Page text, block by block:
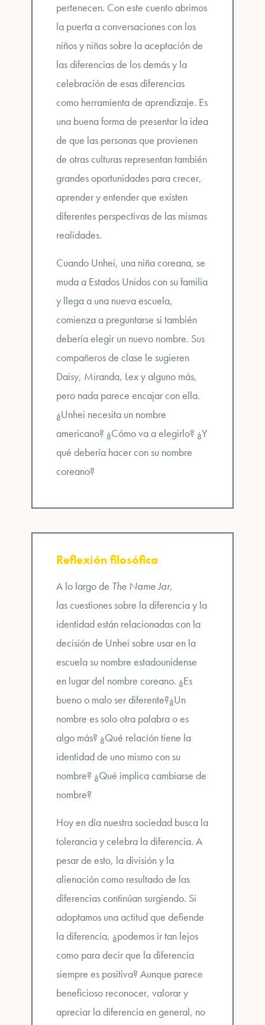
pertenecen. Con este cuento abrimos
la puerta a conversaciones con los
niños y niñas sobre la aceptación de
las diferencias de los demás y la
celebración de esas diferencias
como herramienta de aprendizaje. Es
una buena forma de presentar la idea
de que las personas que provienen
de otras culturas representan también
grandesoportunidades para crecer,
aprender y entender que existen
diferentes perspectivas de las mismas
realidades.
Cuando Unhei, una niña coreana, se
muda a Estados Unidos con su familia
y llega a una nueva escuela,
comienza a preguntarse si también
debería elegir un nuevo nombre. Sus
compañeros de clase le sugieren
Daisy, Miranda, Lex y alguno más,
pero nada parece encajar con ella.
¿Unhei necesita un nombre
americano? ¿Cómo va a elegirlo? ¿Y
qué debería hacer con su nombre
coreano?
Reflexión filosófica
A lo largo de The Name Jar,
lascuestiones sobre la diferencia y la
identidadestán relacionadas con la
decisión de Unhei sobre usar en la
escuela su nombre estadounidense
en lugar del nombre coreano. ¿Es
bueno o malo ser diferente?¿Un
nombre es solo otra palabra o es
algo más? ¿Qué relación tiene la
identidad de uno mismo con su
nombre? ¿Qué implica cambiarse de
nombre?
Hoy en día nuestra sociedad busca la
tolerancia y celebra la diferencia. A
pesar de esto, la división y la
alienación como resultado de las
diferencias continúan surgiendo. Si
adoptamos una actitud que defiende
la diferencia, ¿podemos ir tan lejos
como para decir que la diferencia
siempre es positiva? Aunque parece
beneficioso reconocer, valorar y
apreciar la diferenciaen general, no